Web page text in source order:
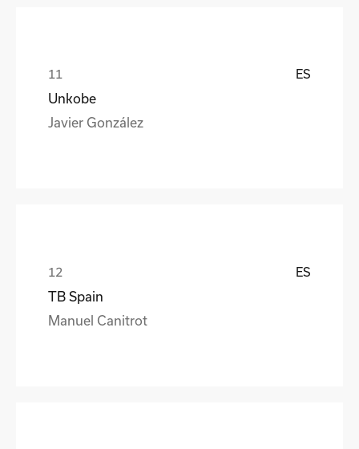
ES
Unkobe
Javier González
ES
TB Spain
Manuel Canitrot